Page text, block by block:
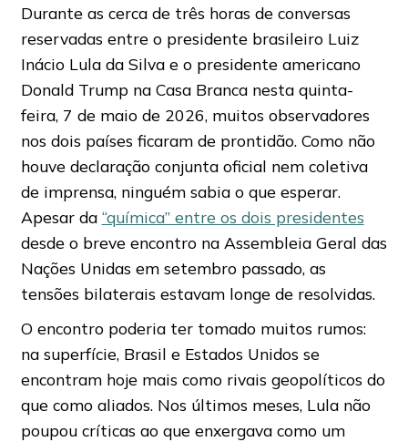
Durante as cerca de três horas de conversas
reservadas entre o presidente brasileiro Luiz
Inácio Lula da Silva e o presidente americano
Donald Trump na Casa Branca nesta quinta-
feira, 7 de maio de 2026, muitos observadores
nos dois países ficaram de prontidão. Como não
houve declaração conjunta oficial nem coletiva
de imprensa, ninguém sabia o que esperar.
Apesar da “química” entre os dois presidentes
desde o breve encontro na Assembleia Geral das
Nações Unidas em setembro passado, as
tensões bilaterais estavam longe de resolvidas.
O encontro poderia ter tomado muitos rumos:
na superfície, Brasil e Estados Unidos se
encontram hoje mais como rivais geopolíticos do
que como aliados. Nos últimos meses, Lula não
poupou críticas ao que enxergava como um